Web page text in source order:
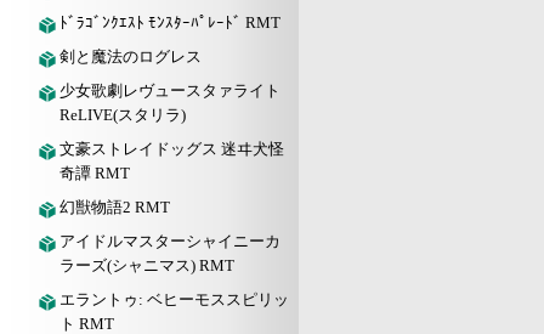
ﾄﾞﾗｺﾞﾝｸｴｽﾄ ﾓﾝｽﾀｰﾊﾟﾚｰﾄﾞ RMT
剣と魔法のログレス
少女歌劇レヴュースタァライト
ReLIVE(スタリラ)
文豪ストレイドッグス 迷ヰ犬怪
奇譚 RMT
幻獣物語2 RMT
アイドルマスターシャイニーカ
ラーズ(シャニマス) RMT
エラントゥ: ベヒーモススピリッ
ト RMT